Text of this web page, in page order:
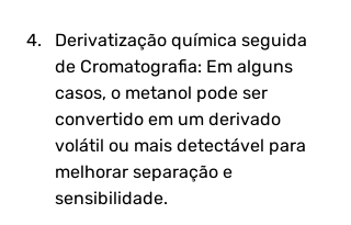
Derivatização química seguida
de Cromatografia: Em alguns
casos, o metanol pode ser
convertido em um derivado
volátil ou mais detectável para
melhorar separação e
sensibilidade.